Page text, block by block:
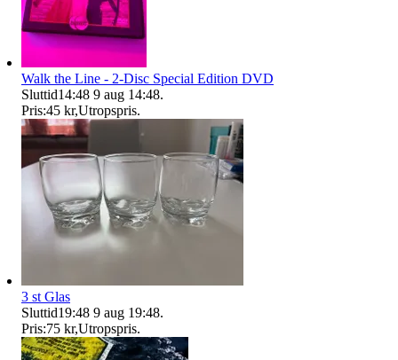
Walk the Line - 2-Disc Special Edition DVD
Sluttid14:48 9 aug 14:48.
Pris:45 kr,Utropspris.
3 st Glas
Sluttid19:48 9 aug 19:48.
Pris:75 kr,Utropspris.